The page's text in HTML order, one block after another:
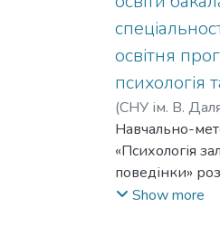
освітня
психологія
(СНУ ім. В.
Завацька, Н. Є.
Навчально-
«Психологія
поведінки»
студентам
Show more